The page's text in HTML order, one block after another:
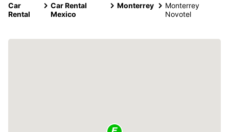
Car
Rental
Car Rental
Mexico
Monterrey
Monterrey
Novotel